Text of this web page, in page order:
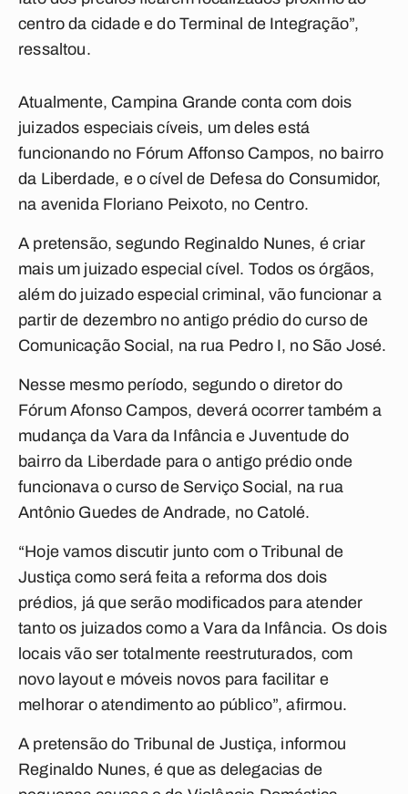
centro da cidade e do Terminal de Integração”,
ressaltou.
Atualmente, Campina Grande conta com dois
juizados especiais cíveis, um deles está
funcionando no Fórum Affonso Campos, no bairro
da Liberdade, e o cível de Defesa do Consumidor,
na avenida Floriano Peixoto, no Centro.
A pretensão, segundo Reginaldo Nunes, é criar
mais um juizado especial cível. Todos os órgãos,
além do juizado especial criminal, vão funcionar a
partir de dezembro no antigo prédio do curso de
Comunicação Social, na rua Pedro I, no São José.
Nesse mesmo período, segundo o diretor do
Fórum Afonso Campos, deverá ocorrer também a
mudança da Vara da Infância e Juventude do
bairro da Liberdade para o antigo prédio onde
funcionava o curso de Serviço Social, na rua
Antônio Guedes de Andrade, no Catolé.
“Hoje vamos discutir junto com o Tribunal de
Justiça como será feita a reforma dos dois
prédios, já que serão modificados para atender
tanto os juizados como a Vara da Infância. Os dois
locais vão ser totalmente reestruturados, com
novo layout e móveis novos para facilitar e
melhorar o atendimento ao público”, afirmou.
A pretensão do Tribunal de Justiça, informou
Reginaldo Nunes, é que as delegacias de